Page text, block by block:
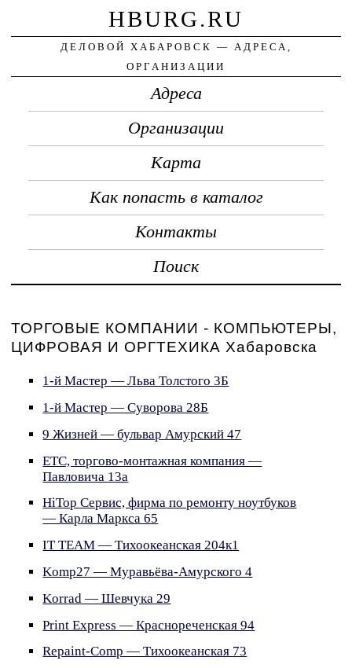
HBURG.RU
ДЕЛОВОЙ ХАБАРОВСК — АДРЕСА,
ОРГАНИЗАЦИИ
Адреса
Организации
Карта
Как попасть в каталог
Контакты
Поиск
ТОРГОВЫЕ КОМПАНИИ - КОМПЬЮТЕРЫ,
ЦИФРОВАЯ И ОРГТЕХИКА Хабаровска
1-й Мастер — Льва Толстого 3Б
1-й Мастер — Суворова 28Б
9 Жизней — бульвар Амурский 47
ETC, торгово-монтажная компания —
Павловича 13а
HiTop Сервис, фирма по ремонту ноутбуков
— Карла Маркса 65
IT TEAM — Тихоокеанская 204к1
Komp27 — Муравьёва-Амурского 4
Korrad — Шевчука 29
Print Express — Краснореченская 94
Repaint-Comp — Тихоокеанская 73